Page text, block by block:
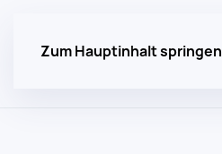
Zum Hauptinhalt springen